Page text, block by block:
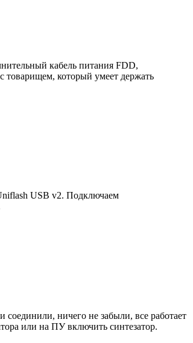
кабель питания FDD,
товарищем, который умеет держать
USB v2. Подключаем
ничего не забыли, все работает
или на ПУ включить синтезатор.